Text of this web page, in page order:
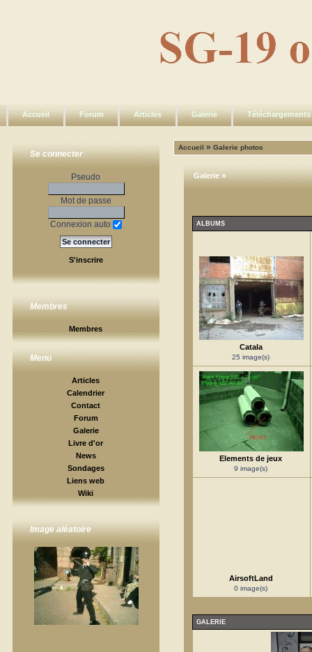
Accueil Forum Articles Galerie Téléchargements
Se connecter
Pseudo
Mot de passe
Connexion auto
S'inscrire
Membres
Membres
Menu
Articles
Calendrier
Contact
Forum
Galerie
Livre d'or
News
Sondages
Liens web
Wiki
Image aléatoire
Accueil »Galerie photos
Galerie »
ALBUMS
Catala
25 image(s)
Elements de jeux
9 image(s)
AirsoftLand
0 image(s)
GALERIE